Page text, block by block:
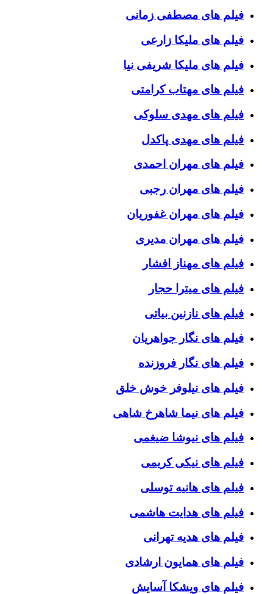
فیلم های مصطفی زمانی
فیلم های ملیکا زارعی
فیلم های ملیکا شریفی نیا
فیلم های مهتاب کرامتی
فیلم های مهدی سلوکی
فیلم های مهدی پاکدل
فیلم های مهران احمدی
فیلم های مهران رجبی
فیلم های مهران غفوریان
فیلم های مهران مدیری
فیلم های مهناز افشار
فیلم های میترا حجار
فیلم های نازنین بیاتی
فیلم های نگار جواهریان
فیلم های نگار فروزنده
فیلم های نیلوفر خوش خلق
فیلم های نیما شاهرخ شاهی
فیلم های نیوشا ضیغمی
فیلم های نیکی کریمی
فیلم های هانیه توسلی
فیلم های هدایت هاشمی
فیلم های هدیه تهرانی
فیلم های همایون ارشادی
فیلم های ویشکا آسایش